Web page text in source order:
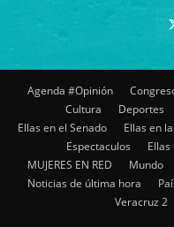
Agenda #Opinión
Cultura
Deportes
Ellas en el Senado
Ellas en
Espectaculos
MUJERES EN RED
Mundo
Noticias de última hora
Veracruz 2